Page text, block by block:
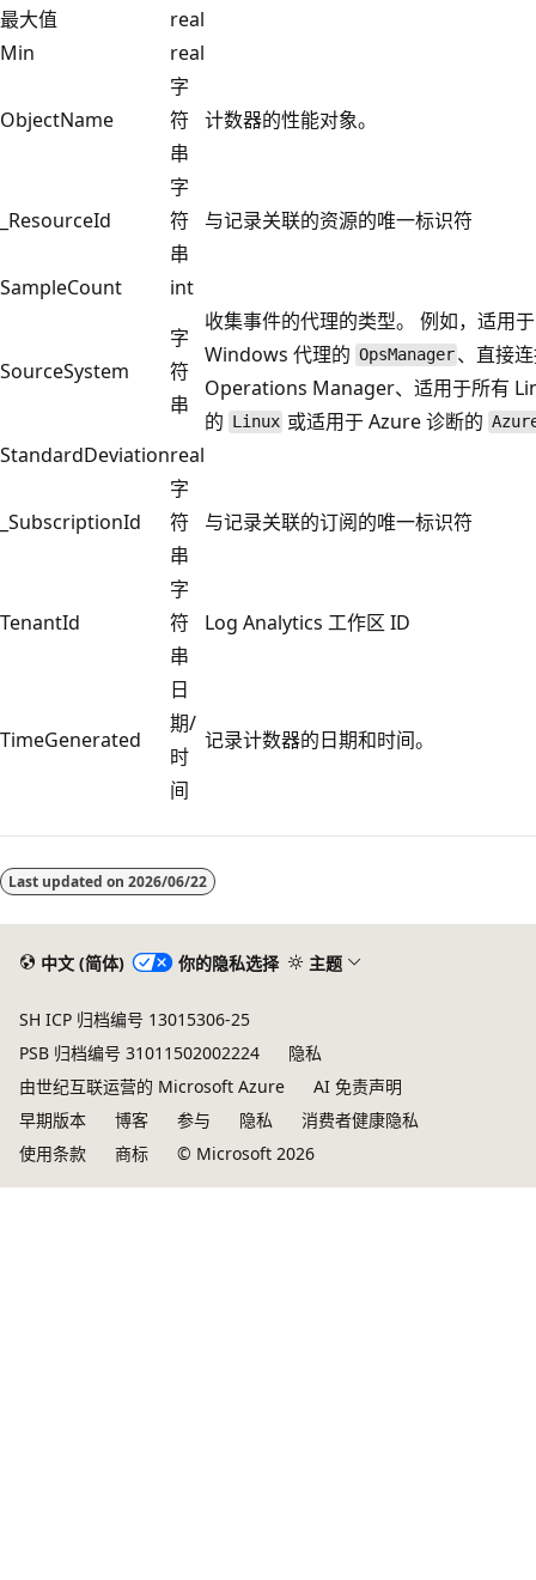
最大值
real
Min
real
ObjectName
字
符
串
计数器的性能对象。
_ResourceId
字
符
串
与记录关联的资源的唯一标识符
SampleCount int
SourceSystem
字
符
串
收集事件的代理的类型。 例如，适用于
Windows 代理的 OpsManager 、直接
Operations Manager、适用于所有
的 Linux 或适用于 Azure 诊断的
StandardDeviationreal
_SubscriptionId
字
符
串
与记录关联的订阅的唯一标识符
TenantId
字
符
串
Log Analytics 工作区 ID
TimeGenerated
日
期/
时
间
记录计数器的日期和时间。
模
式
Last updated on 2026/06/22
中文 (简体) 你的隐私选择 主题
SH ICP 归档编号 13015306-25
PSB 归档编号 31011502002224
隐私
由世纪互联运营的 Microsoft Azure
AI 免责声明
早期版本
博客 参与 隐私
消费者健康隐私
使用条款
商标 © Microsoft 2026